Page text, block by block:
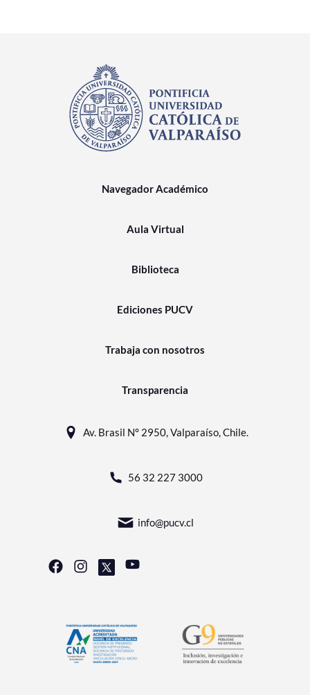
Navegador Académico
Aula Virtual
Biblioteca
Ediciones PUCV
Trabaja con nosotros
Transparencia
Av. Brasil N° 2950, Valparaíso, Chile.
56 32 227 3000
info@pucv.cl